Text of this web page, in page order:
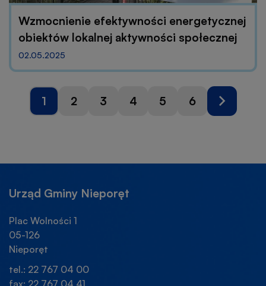
Wzmocnienie efektywności energetycznej
obiektów lokalnej aktywności społecznej
02.05.2025
Stronicowanie
Strona
1
Strona
2
Strona
3
Strona
4
Strona
5
Strona
6
Urząd Gminy Nieporęt
Plac Wolności 1
05-126
Nieporęt
tel.: 22 767 04 00
fax: 22 767 04 41